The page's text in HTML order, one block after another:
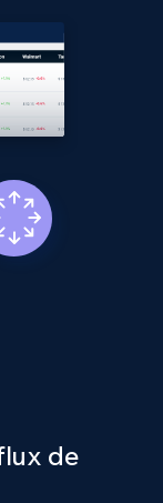
Final
de